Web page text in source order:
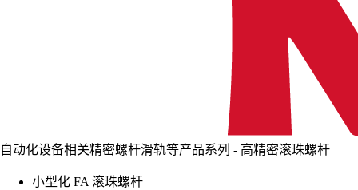
自动化设备相关精密螺杆滑轨等产品系列 - 高精密滚珠螺杆
小型化 FA 滚珠螺杆